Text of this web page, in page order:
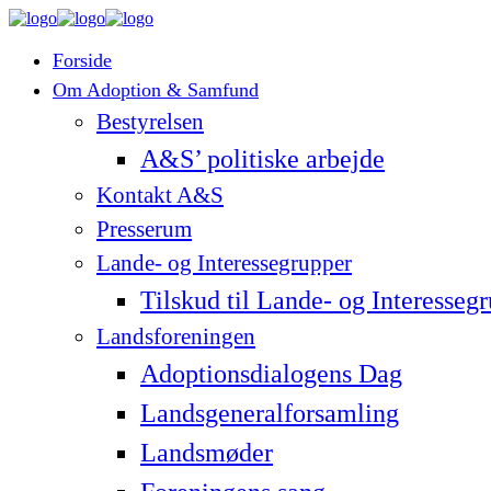
Forside
Om Adoption & Samfund
Bestyrelsen
A&S’ politiske arbejde
Kontakt A&S
Presserum
Lande- og Interessegrupper
Tilskud til Lande- og
Landsforeningen
Adoptionsdialogens Dag
Landsgeneralforsamling
Landsmøder